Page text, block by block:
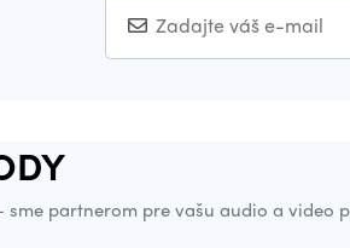
sme partnerom pre vašu audio a video